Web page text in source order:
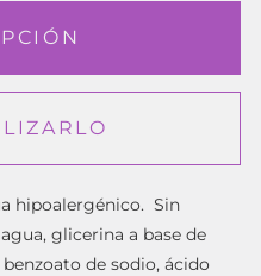
hipoalergénico. Sin
glicerina a base de
de sodio, ácido